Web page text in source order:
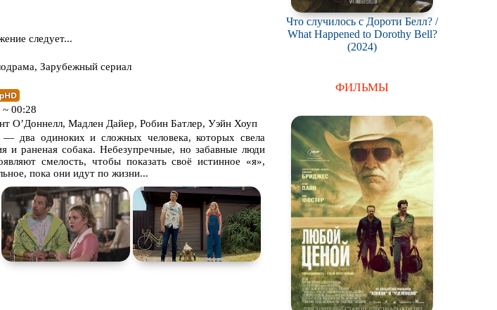
следует...
Зарубежный сериал
~ 00:28
О’Доннелл, Мадлен Дайер, Робин Батлер, Уэйн Хоуп
два одиноких и сложных человека, которых свела
и раненая собака. Небезупречные, но забавные люди
смелость, чтобы показать своё истинное «я»,
пока они идут по жизни...
Что случилось с Дороти Белл? /
What Happened to Dorothy Bell?
(2024)
ФИЛЬМЫ